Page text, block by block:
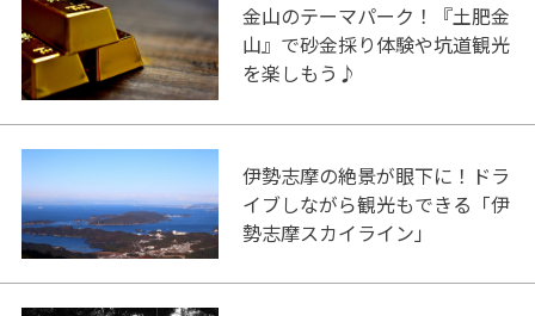
金山のテーマパーク！『土肥金
山』で砂金採り体験や坑道観光
を楽しもう♪
伊勢志摩の絶景が眼下に！ドラ
イブしながら観光もできる「伊
勢志摩スカイライン」